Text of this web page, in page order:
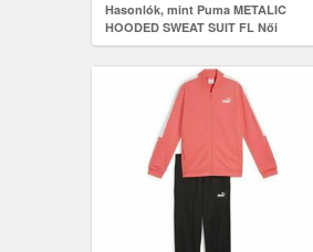
Hasonlók, mint Puma METALIC
HOODED SWEAT SUIT FL Női
melegítő szett, fekete, méret